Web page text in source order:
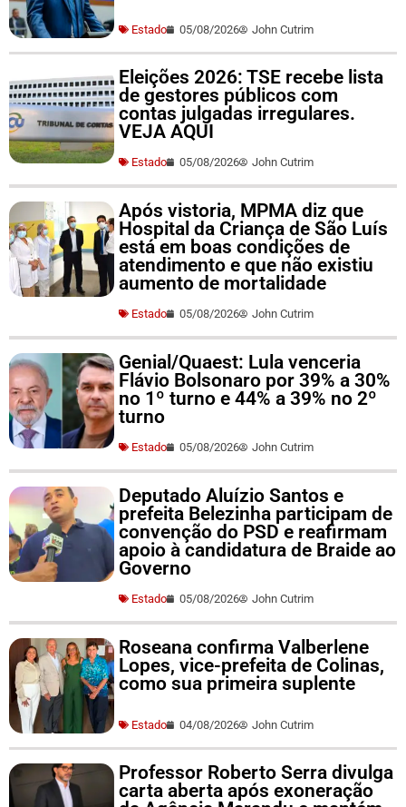
Estado 05/08/2026 John Cutrim
Eleições 2026: TSE recebe lista
de gestores públicos com
contas julgadas irregulares.
VEJA AQUI
Estado 05/08/2026 John Cutrim
Após vistoria, MPMA diz que
Hospital da Criança de São Luís
está em boas condições de
atendimento e que não existiu
aumento de mortalidade
Estado 05/08/2026 John Cutrim
Genial/Quaest: Lula venceria
Flávio Bolsonaro por 39% a 30%
no 1º turno e 44% a 39% no 2º
turno
Estado 05/08/2026 John Cutrim
Deputado Aluízio Santos e
prefeita Belezinha participam de
convenção do PSD e reafirmam
apoio à candidatura de Braide ao
Governo
Estado 05/08/2026 John Cutrim
Roseana confirma Valberlene
Lopes, vice-prefeita de Colinas,
como sua primeira suplente
Estado 04/08/2026 John Cutrim
Professor Roberto Serra divulga
carta aberta após exoneração